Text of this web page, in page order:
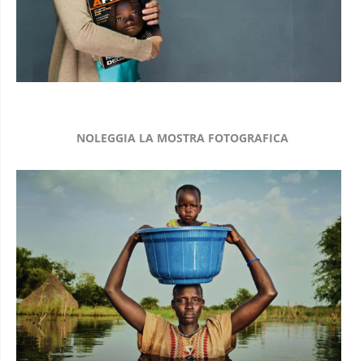
NOLEGGIA LA MOSTRA FOTOGRAFICA